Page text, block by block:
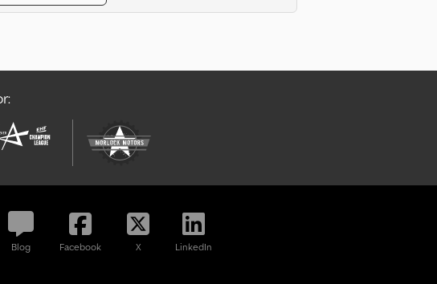
Blog Facebook X LinkedIn